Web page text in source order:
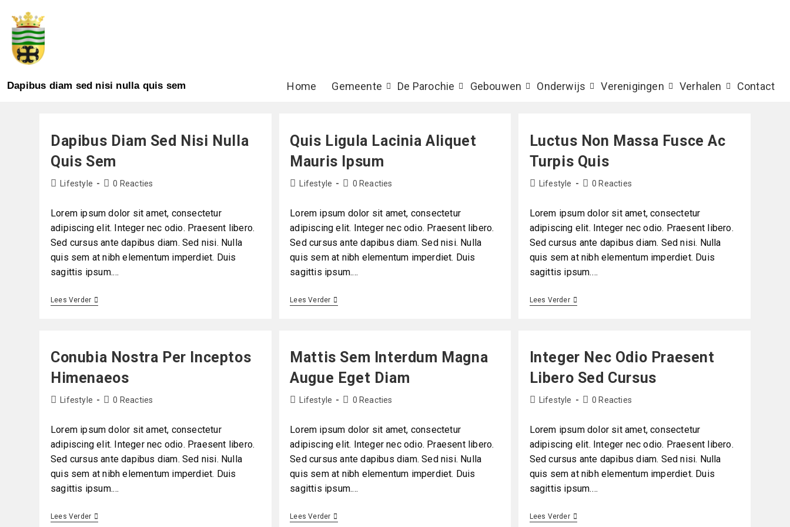
BROEKSITTARD
Dapibus diam sed nisi nulla quis sem Home Gemeente De Parochie Gebouwen Onderwijs Verenigingen Verhalen Contact
Dapibus Diam Sed Nisi Nulla
Quis Sem
Lifestyle 0 Reacties
Lorem ipsum dolor sit amet, consectetur
adipiscing elit. Integer nec odio. Praesent libero.
Sed cursus ante dapibus diam. Sed nisi. Nulla
quis sem at nibh elementum imperdiet. Duis
sagittis ipsum.…
Lees Verder
Quis Ligula Lacinia Aliquet
Mauris Ipsum
Lifestyle 0 Reacties
Lorem ipsum dolor sit amet, consectetur
adipiscing elit. Integer nec odio. Praesent libero.
Sed cursus ante dapibus diam. Sed nisi. Nulla
quis sem at nibh elementum imperdiet. Duis
sagittis ipsum.…
Lees Verder
Luctus Non Massa Fusce Ac
Turpis Quis
Lifestyle 0 Reacties
Lorem ipsum dolor sit amet, consectetur
adipiscing elit. Integer nec odio. Praesent libero.
Sed cursus ante dapibus diam. Sed nisi. Nulla
quis sem at nibh elementum imperdiet. Duis
sagittis ipsum.…
Lees Verder
Conubia Nostra Per Inceptos
Himenaeos
Lifestyle 0 Reacties
Lorem ipsum dolor sit amet, consectetur
adipiscing elit. Integer nec odio. Praesent libero.
Sed cursus ante dapibus diam. Sed nisi. Nulla
quis sem at nibh elementum imperdiet. Duis
sagittis ipsum.…
Lees Verder
Mattis Sem Interdum Magna
Augue Eget Diam
Lifestyle 0 Reacties
Lorem ipsum dolor sit amet, consectetur
adipiscing elit. Integer nec odio. Praesent libero.
Sed cursus ante dapibus diam. Sed nisi. Nulla
quis sem at nibh elementum imperdiet. Duis
sagittis ipsum.…
Lees Verder
Integer Nec Odio Praesent
Libero Sed Cursus
Lifestyle 0 Reacties
Lorem ipsum dolor sit amet, consectetur
adipiscing elit. Integer nec odio. Praesent libero.
Sed cursus ante dapibus diam. Sed nisi. Nulla
quis sem at nibh elementum imperdiet. Duis
sagittis ipsum.…
Lees Verder